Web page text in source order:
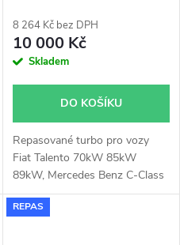
96kW
8 264 Kč bez DPH
10 000 Kč
Skladem
DO KOŠÍKU
Repasované turbo pro vozy
Fiat Talento 70kW 85kW
89kW, Mercedes Benz C-Class
85kW 100kW, Vito 65kW
84kW, Nissan NV300 70kW
REPAS